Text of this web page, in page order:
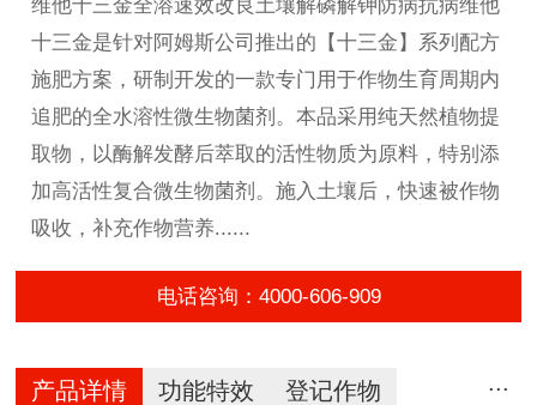
维他十三金全溶速效改良土壤解磷解钾防病抗病维他
十三金是针对阿姆斯公司推出的【十三金】系列配方
施肥方案，研制开发的一款专门用于作物生育周期内
追肥的全水溶性微生物菌剂。本品采用纯天然植物提
取物，以酶解发酵后萃取的活性物质为原料，特别添
加高活性复合微生物菌剂。施入土壤后，快速被作物
吸收，补充作物营养......
电话咨询：4000-606-909
产品详情 功能特效
登记作物
...